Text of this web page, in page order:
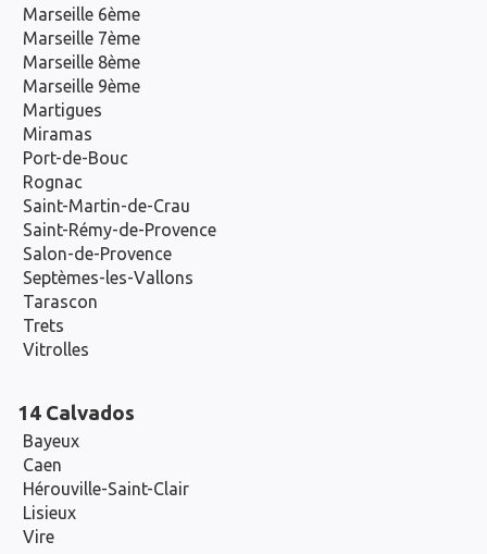
Marseille 6ème
Marseille 7ème
Marseille 8ème
Marseille 9ème
Martigues
Miramas
Port-de-Bouc
Rognac
Saint-Martin-de-Crau
Saint-Rémy-de-Provence
Salon-de-Provence
Septèmes-les-Vallons
Tarascon
Trets
Vitrolles
14 Calvados
Bayeux
Caen
Hérouville-Saint-Clair
Lisieux
Vire